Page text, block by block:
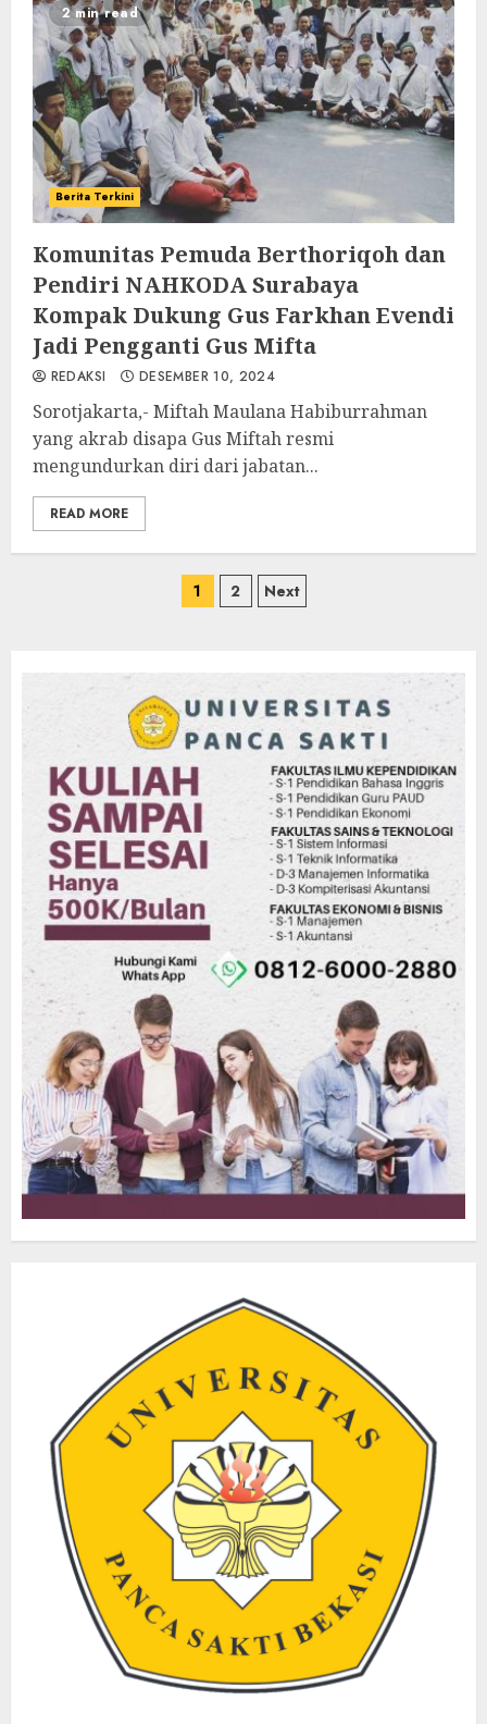
2 min read
Berita Terkini
Komunitas Pemuda Berthoriqoh dan
Pendiri NAHKODA Surabaya
Kompak Dukung Gus Farkhan Evendi
Jadi Pengganti Gus Mifta
REDAKSI DESEMBER 10, 2024
Sorotjakarta,- Miftah Maulana Habiburrahman
yang akrab disapa Gus Miftah resmi
mengundurkan diri dari jabatan...
READ MORE
Paginasi
1 2 Next